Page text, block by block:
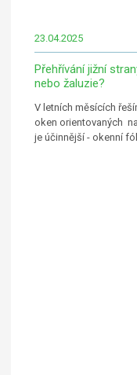
23.04.2025
Přehřívání jižní
nebo žaluzie?
V letních měsících
oken orientovaných
je účinnější - okenní